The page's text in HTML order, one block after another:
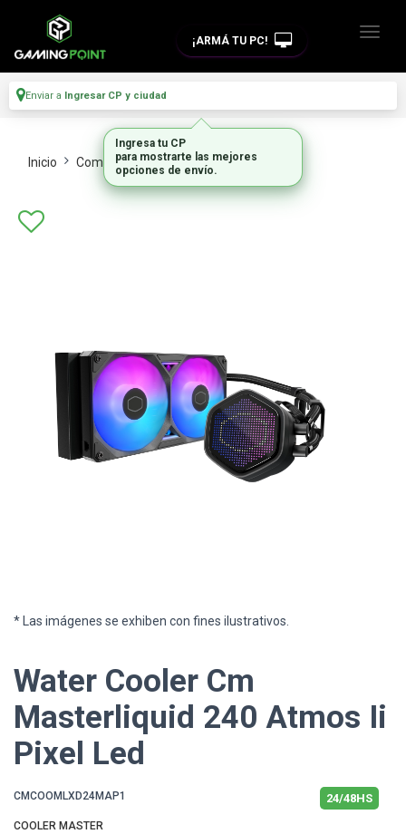
¡ARMÁ TU PC!
Enviar a Ingresar CP y ciudad
Inicio Componentes De Pc Refrigeracion
* Las imágenes se exhiben con fines ilustrativos.
Water Cooler Cm
Masterliquid 240 Atmos Ii
Pixel Led
CMCOOMLXD24MAP1 24/48HS
COOLER MASTER
Ingresa tu CP
para mostrarte las mejores
opciones de envío.